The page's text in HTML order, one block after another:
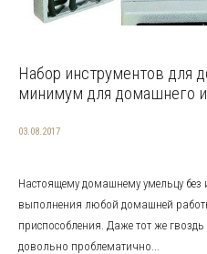
Набор инструментов для
минимум для домашнего
03.08.2017
Настоящему домашнему умельцу без
выполнения любой домашней
приспособления. Даже тот же
довольно проблематично...